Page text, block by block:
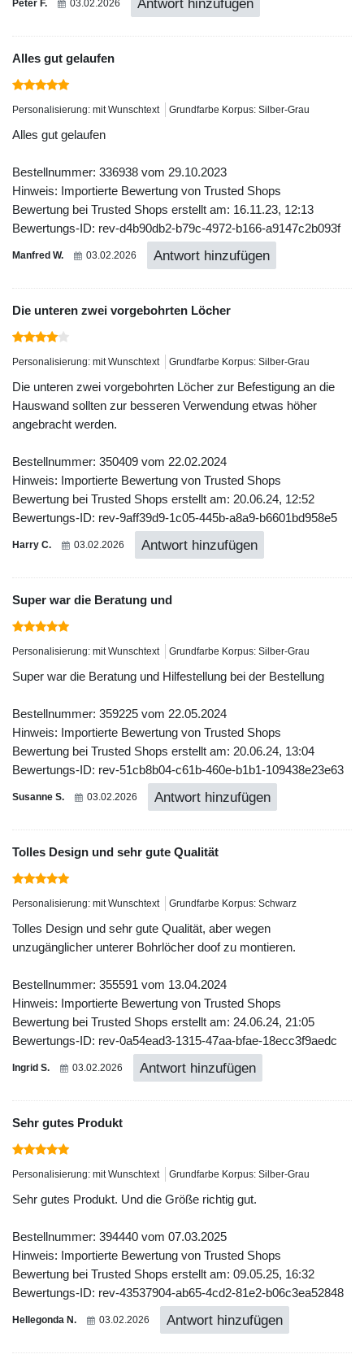
Peter F. 03.02.2026 Antwort hinzufügen
Alles gut gelaufen
Personalisierung: mit Wunschtext Grundfarbe Korpus: Silber-Grau
Alles gut gelaufen
Bestellnummer: 336938 vom 29.10.2023
Hinweis: Importierte Bewertung von Trusted Shops
Bewertung bei Trusted Shops erstellt am: 16.11.23, 12:13
Bewertungs-ID: rev-d4b90db2-b79c-4972-b166-a9147c2b093f
Manfred W. 03.02.2026 Antwort hinzufügen
Die unteren zwei vorgebohrten Löcher
Personalisierung: mit Wunschtext Grundfarbe Korpus: Silber-Grau
Die unteren zwei vorgebohrten Löcher zur Befestigung an die
Hauswand sollten zur besseren Verwendung etwas höher
angebracht werden.
Bestellnummer: 350409 vom 22.02.2024
Hinweis: Importierte Bewertung von Trusted Shops
Bewertung bei Trusted Shops erstellt am: 20.06.24, 12:52
Bewertungs-ID: rev-9aff39d9-1c05-445b-a8a9-b6601bd958e5
Harry C. 03.02.2026 Antwort hinzufügen
Super war die Beratung und
Personalisierung: mit Wunschtext Grundfarbe Korpus: Silber-Grau
Super war die Beratung und Hilfestellung bei der Bestellung
Bestellnummer: 359225 vom 22.05.2024
Hinweis: Importierte Bewertung von Trusted Shops
Bewertung bei Trusted Shops erstellt am: 20.06.24, 13:04
Bewertungs-ID: rev-51cb8b04-c61b-460e-b1b1-109438e23e63
Susanne S. 03.02.2026 Antwort hinzufügen
Tolles Design und sehr gute Qualität
Personalisierung: mit Wunschtext Grundfarbe Korpus: Schwarz
Tolles Design und sehr gute Qualität, aber wegen
unzugänglicher unterer Bohrlöcher doof zu montieren.
Bestellnummer: 355591 vom 13.04.2024
Hinweis: Importierte Bewertung von Trusted Shops
Bewertung bei Trusted Shops erstellt am: 24.06.24, 21:05
Bewertungs-ID: rev-0a54ead3-1315-47aa-bfae-18ecc3f9aedc
Ingrid S. 03.02.2026 Antwort hinzufügen
Sehr gutes Produkt
Personalisierung: mit Wunschtext Grundfarbe Korpus: Silber-Grau
Sehr gutes Produkt. Und die Größe richtig gut.
Bestellnummer: 394440 vom 07.03.2025
Hinweis: Importierte Bewertung von Trusted Shops
Bewertung bei Trusted Shops erstellt am: 09.05.25, 16:32
Bewertungs-ID: rev-43537904-ab65-4cd2-81e2-b06c3ea52848
Hellegonda N. 03.02.2026 Antwort hinzufügen